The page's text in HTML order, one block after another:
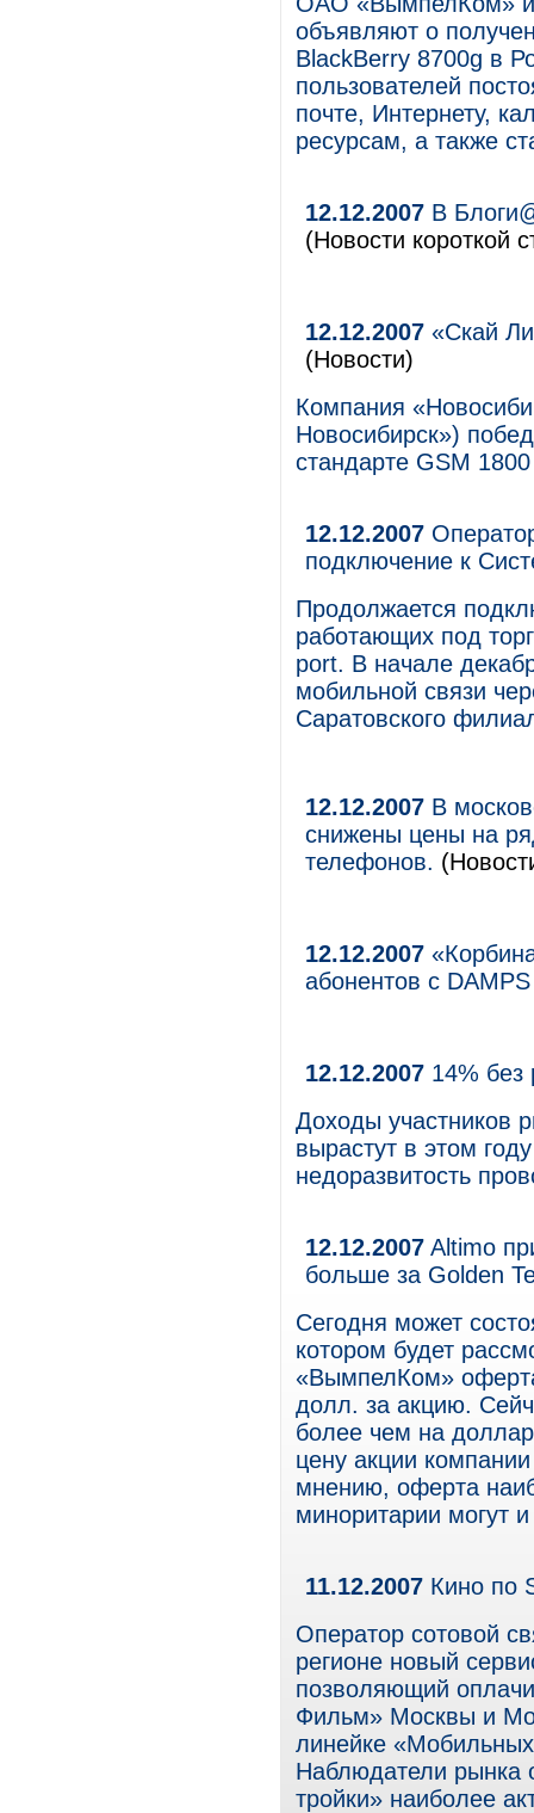
объявляют о
BlackBerry 8700g в
пользователей
почте, Интернету,
ресурсам, а также
12.12.2007 В
(Новости короткой
12.12.2007 «Скай
(Новости)
Компания
Новосибирск»)
стандарте GSM
12.12.2007
подключение к
Продолжается
работающих под
port. В начале
мобильной связи
Саратовского
12.12.2007 В
снижены цены на
телефонов.
12.12.2007
абонентов c
12.12.2007 14% без
Доходы участников
вырастут в этом
недоразвитость
12.12.2007 Altimo
больше за Golden
Сегодня может
котором будет
«ВымпелКом»
долл. за акцию.
более чем на
цену акции
мнению, оферта
миноритарии могут
11.12.2007 Кино по
Оператор сотовой
регионе новый
позволяющий
Фильм» Москвы и
линейке
Наблюдатели рынка
тройки» наиболее